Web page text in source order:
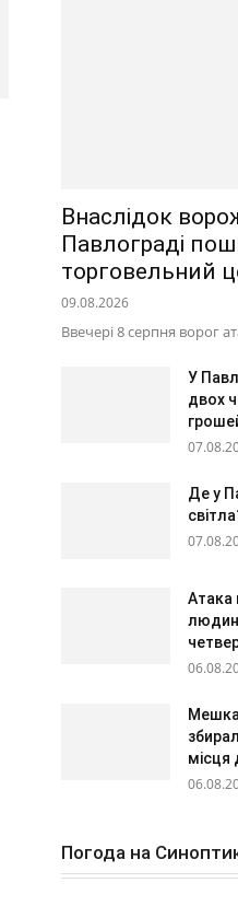
Внаслідок
Павлограді
торговельний
09.08.2026
Ввечері 8 серпня ворог
У
двох
Де у
Атака
місця
Погода на